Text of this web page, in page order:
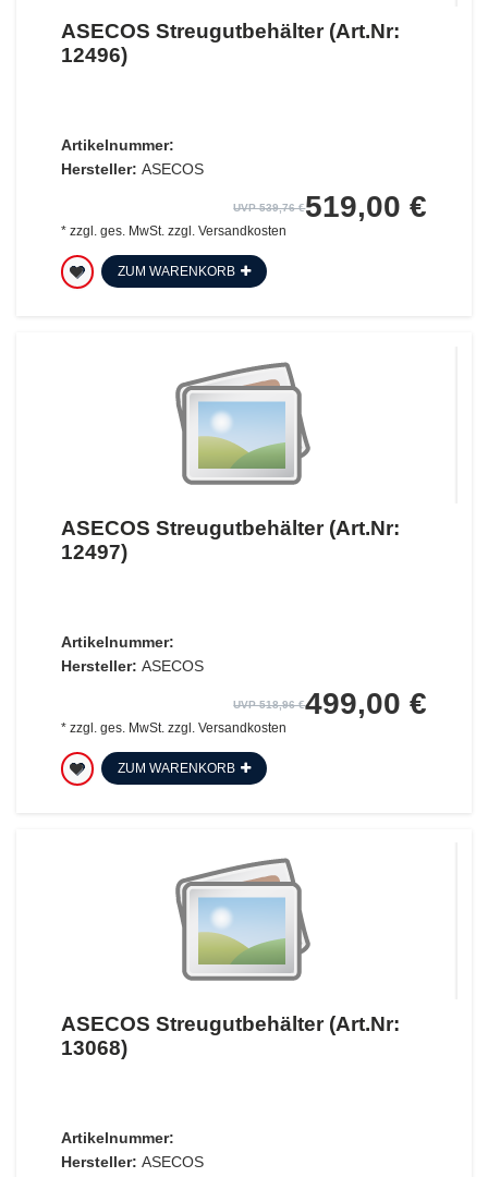
ASECOS Streugutbehälter (Art.Nr:
12496)
Artikelnummer:
Hersteller: ASECOS
UVP 539,76 €519,00 €
* zzgl. ges. MwSt.zzgl. Versandkosten
ZUM WARENKORB
ASECOS Streugutbehälter (Art.Nr:
12497)
Artikelnummer:
Hersteller: ASECOS
UVP 518,96 €499,00 €
* zzgl. ges. MwSt.zzgl. Versandkosten
ZUM WARENKORB
ASECOS Streugutbehälter (Art.Nr:
13068)
Artikelnummer:
Hersteller: ASECOS